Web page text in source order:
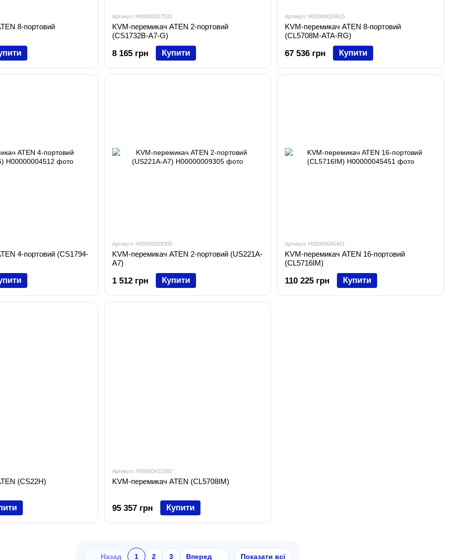
8-портовий
Артикул: H00000027533
KVM-перемикач ATEN 2-портовий
(CS1732B-A7-G)
8 165 грн Купити
Артикул: H00000029615
KVM-перемикач ATEN 8-портовий
(CL5708M-ATA-RG)
67 536 грн Купити
4-портовий (CS1794-
Артикул: H00000009305
KVM-перемикач ATEN 2-портовий (US221A-
A7)
1 512 грн Купити
Артикул: H00000045451
KVM-перемикач ATEN 16-портовий
(CL5716IM)
110 225 грн Купити
(CS22H)
Артикул: H00000421582
KVM-перемикач ATEN (CL5708IM)
95 357 грн Купити
Назад 1 2 3 Вперед Показати всі